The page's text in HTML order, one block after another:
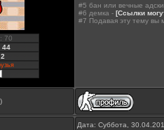
70
44
2
#5 бан или вечные
#6 демка - [Ссылки
#7 Подавая эту тему вы
Дата: Суббота,